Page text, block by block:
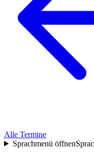
Alle Termine
Sprachmenü öffnen